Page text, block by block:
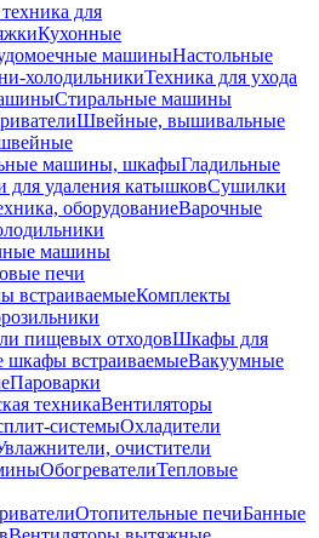
для
Кухонные
машиныНастольные
холодильникиТехника для ухода
Стиральные машины
Швейные, вышивальные
машины, шкафыГладильные
удаления катышковСушилки
оборудованиеВарочные
машины
печи
встраиваемыеКомплекты
пищевых отходовШкафы для
встраиваемыеВакуумные
Пароварки
техникаВентиляторы
системыОхладители
очистители
ОбогревателиТепловые
Отопительные печиБанные